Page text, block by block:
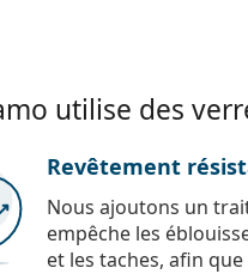
utilise des
Revêtement
Nous ajoutons un
empêche les
et les taches, afin